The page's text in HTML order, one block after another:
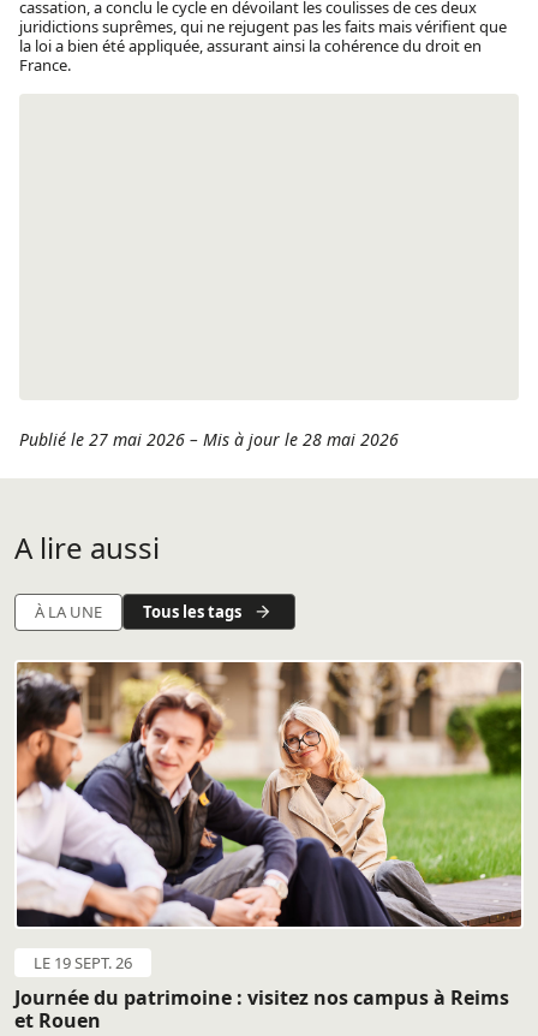
cassation, a conclu le cycle en dévoilant les coulisses de ces deux
juridictions suprêmes, qui ne rejugent pas les faits mais vérifient que
la loi a bien été appliquée, assurant ainsi la cohérence du droit en
France.
Publié le 27 mai 2026 – Mis à jour le 28 mai 2026
A lire aussi
À LA UNE Tous les tags
LE 19 SEPT. 26
Journée du patrimoine : visitez nos campus à Reims
et Rouen